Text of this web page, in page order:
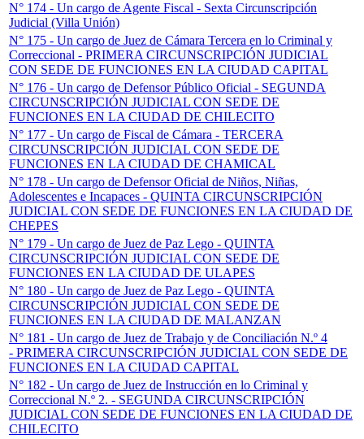
N° 174 - Un cargo de Agente Fiscal - Sexta Circunscripción
Judicial (Villa Unión)
N° 175 - Un cargo de Juez de Cámara Tercera en lo Criminal y
Correccional - PRIMERA CIRCUNSCRIPCIÓN JUDICIAL
CON SEDE DE FUNCIONES EN LA CIUDAD CAPITAL
N° 176 - Un cargo de Defensor Público Oficial - SEGUNDA
CIRCUNSCRIPCIÓN JUDICIAL CON SEDE DE
FUNCIONES EN LA CIUDAD DE CHILECITO
N° 177 - Un cargo de Fiscal de Cámara - TERCERA
CIRCUNSCRIPCIÓN JUDICIAL CON SEDE DE
FUNCIONES EN LA CIUDAD DE CHAMICAL
N° 178 - Un cargo de Defensor Oficial de Niños, Niñas,
Adolescentes e Incapaces - QUINTA CIRCUNSCRIPCIÓN
JUDICIAL CON SEDE DE FUNCIONES EN LA CIUDAD DE
CHEPES
N° 179 - Un cargo de Juez de Paz Lego - QUINTA
CIRCUNSCRIPCIÓN JUDICIAL CON SEDE DE
FUNCIONES EN LA CIUDAD DE ULAPES
N° 180 - Un cargo de Juez de Paz Lego - QUINTA
CIRCUNSCRIPCIÓN JUDICIAL CON SEDE DE
FUNCIONES EN LA CIUDAD DE MALANZAN
N° 181 - Un cargo de Juez de Trabajo y de Conciliación N.º 4
- PRIMERA CIRCUNSCRIPCIÓN JUDICIAL CON SEDE DE
FUNCIONES EN LA CIUDAD CAPITAL
N° 182 - Un cargo de Juez de Instrucción en lo Criminal y
Correccional N.º 2. - SEGUNDA CIRCUNSCRIPCIÓN
JUDICIAL CON SEDE DE FUNCIONES EN LA CIUDAD DE
CHILECITO